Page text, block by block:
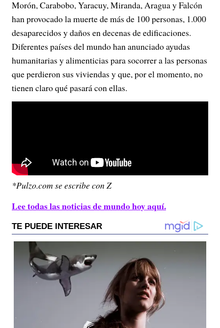
Morón, Carabobo, Yaracuy, Miranda, Aragua y Falcón
han provocado la muerte de más de 100 personas, 1.000
desaparecidos y daños en decenas de edificaciones.
Diferentes países del mundo han anunciado ayudas
humanitarias y alimenticias para socorrer a las personas
que perdieron sus viviendas y que, por el momento, no
tienen claro qué pasará con ellas.
*Pulzo.com se escribe con Z
Lee todas las noticias de mundo hoy aquí.